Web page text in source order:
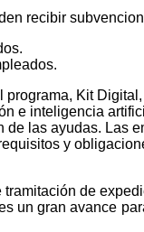
recibir
Kit
e inteligencia
las ayudas. Las
y
de
un gran avance